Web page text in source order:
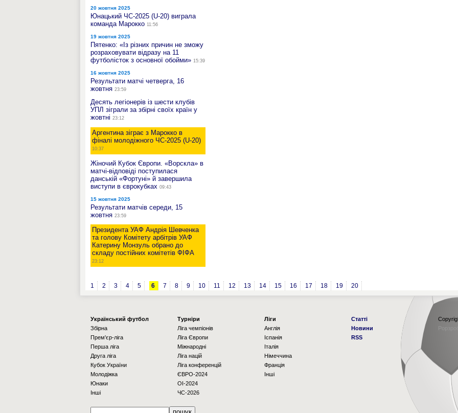
20 жовтня 2025
Юнацький ЧС-2025 (U-20) виграла
команда Марокко 11:56
19 жовтня 2025
Пятенко: «Із різних причин не зможу
розраховувати відразу на 11
футболісток з основної обойми» 15:39
16 жовтня 2025
Результати матчі четверга, 16
жовтня 23:59
Десять легіонерів із шести клубів
УПЛ зіграли за збірні своїх країн у
жовтні 23:12
Аргентина зіграє з Марокко в
фіналі молодіжного ЧС-2025 (U-20)
10:37
Жіночий Кубок Європи. «Ворскла» в
матчі-відповіді поступилася
данській «Фортуні» й завершила
виступи в єврокубках 09:43
15 жовтня 2025
Результати матчів середи, 15
жовтня 23:59
Президента УАФ Андрія Шевченка
та голову Комітету арбітрів УАФ
Катерину Монзуль обрано до
складу постійних комітетів ФІФА
23:12
1 2 3 4 5 6 7 8 9 10 11 12 13 14 15 16 17 18 19 20
Українcький футбол
Збірна
Прем'єр-ліга
Перша ліга
Друга ліга
Кубок України
Молодіжка
Юнаки
Інші
Турніри
Ліга чемпіонів
Ліга Європи
Міжнародні
Ліга націй
Ліга конференцій
ЄВРО-2024
OI-2024
ЧС-2026
Ліги
Англія
Іспанія
Італія
Німеччина
Франція
Інші
Статті
Новини
RSS